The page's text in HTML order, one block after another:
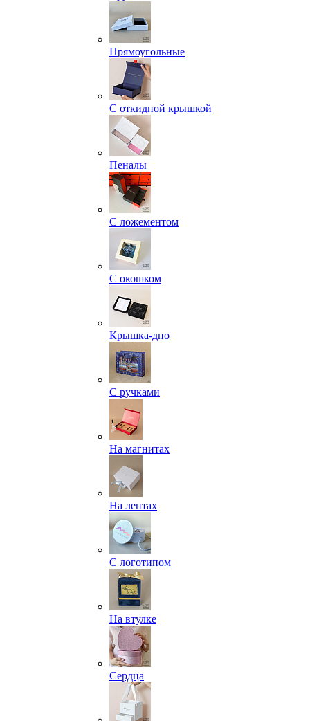
Прямоугольные
С откидной крышкой
Пеналы
С ложементом
С окошком
Крышка-дно
С ручками
На магнитах
На лентах
С логотипом
На втулке
Сердца